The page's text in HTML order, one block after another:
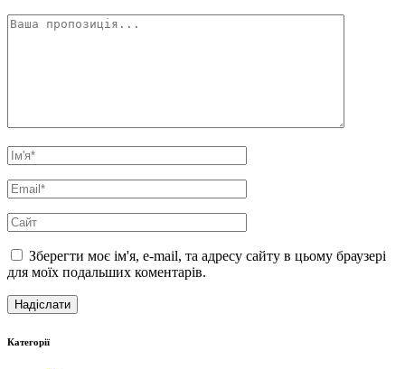
Зберегти моє ім'я, e-mail, та адресу сайту в цьому браузері
для моїх подальших коментарів.
Категорії